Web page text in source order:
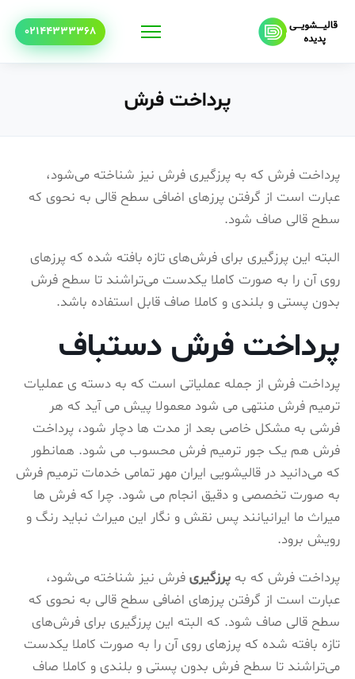
02144333368
پرداخت فرش
پرداخت فرش که به پرزگیری فرش نیز شناخته می‌شود،
عبارت است از گرفتن پرزهای اضافی سطح قالی به نحوی که
سطح قالی صاف شود.
البته این پرزگیری برای فرش‌های تازه بافته شده که پرزهای
روی آن را به صورت کاملا یکدست می‌تراشند تا سطح فرش
بدون پستی و بلندی و کاملا صاف قابل استفاده باشد.
پرداخت فرش دستباف
پرداخت فرش از جمله عملیاتی است که به دسته ی عملیات
ترمیم فرش منتهی می شود معمولا پیش می آید که هر
فرشی به مشکل خاصی بعد از مدت ها دچار شود، پرداخت
فرش هم یک جور ترمیم فرش محسوب می شود. همانطور
که می‌دانید در قالیشویی ایران مهر تمامی خدمات ترمیم فرش
به صورت تخصصی و دقیق انجام می شود. چرا که فرش ها
میراث ما ایرانیانند پس نقش و نگار این میراث نباید رنگ و
رویش برود.
پرداخت فرش که بهپرزگیری فرش نیز شناخته می‌شود،
عبارت است از گرفتن پرزهای اضافی سطح قالی به نحوی که
سطح قالی صاف شود. که البته این پرزگیری برای فرش‌های
تازه بافته شده که پرزهای روی آن را به صورت کاملا یکدست
می‌تراشند تا سطح فرش بدون پستی و بلندی و کاملا صاف